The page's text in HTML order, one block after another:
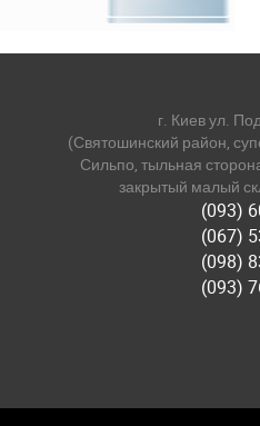
г. Киев ул.
(Святошинский район,
Сильпо, тыльная
закрытый малый
(093)
(067)
(098)
(093)